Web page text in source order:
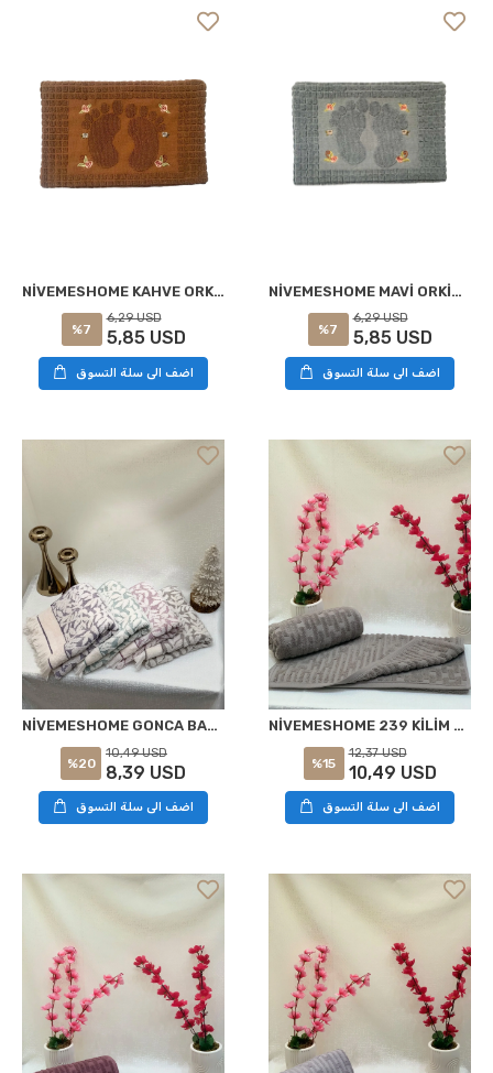
NİVEMESHOME KAHVE ORKİDEM AYAK HAVLUSU
%7
6,29 USD
5,85 USD
اضف الى سلة التسوق
NİVEMESHOME MAVİ ORKİDEM AYAK HAVLUSU
%7
6,29 USD
5,85 USD
اضف الى سلة التسوق
NİVEMESHOME GONCA BAHAR ASORTİ HAVLU
%20
10,49 USD
8,39 USD
اضف الى سلة التسوق
NİVEMESHOME 239 KİLİM GRİ HAVLU NURPAK
%15
12,37 USD
10,49 USD
اضف الى سلة التسوق